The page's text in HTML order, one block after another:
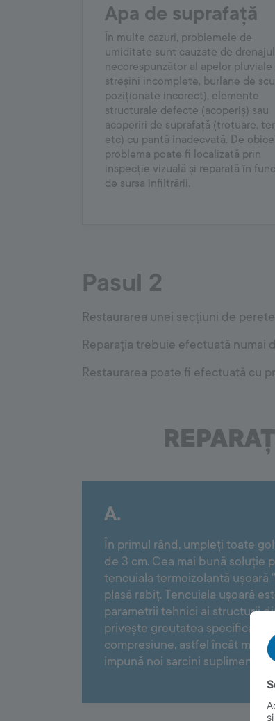
Apa de suprafață
În multe cazuri, problemele de
umiditate sunt cauzate de drenajul
necorespunzător al apelor pluviale
streșini incomplete, burlane de
poziționate incorect), elemente
structurale defecte (acoperiș) sau
acoperiri de suprafață (trotuare,
etc) cu pantă inadecvată. De
problema poate fi localizată prin
inspecție vizuală și reparată în
de sursa infiltrării.
Pasul 2
Restaurarea unei secțiuni de
Reparația trebuie efectuată numai
Restaurarea poate fi efectuată cu
A.
În primul rând, umpleți toate
de 3 cm. Cea mai bună soluție
tencuiala termoizolantă ușoară
plasă rabiț. Tencuiala ușoară
parametrii tehnici ai structurii
privește greutatea specifică, cât
compresiune, astfel încât
impună noi sarcini